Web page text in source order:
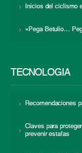
Inicios del ciclismo
«Pega Betulio…
TECNOLOGÍA
Recomendaciones
Claves para
prevenir estafas